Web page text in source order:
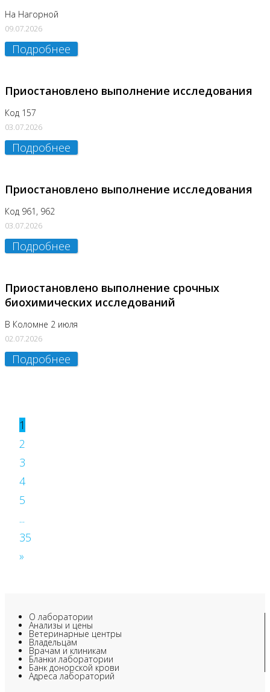
На Нагорной
09.07.2026
Подробнее
Приостановлено выполнение исследования
Код 157
03.07.2026
Подробнее
Приостановлено выполнение исследования
Код 961, 962
03.07.2026
Подробнее
Приостановлено выполнение срочных
биохимических исследований
В Коломне 2 июля
02.07.2026
Подробнее
1
2
3
4
5
...
35
»
О лаборатории
Анализы и цены
Ветеринарные центры
Владельцам
Врачам и клиникам
Бланки лаборатории
Банк донорской крови
Адреса лабораторий